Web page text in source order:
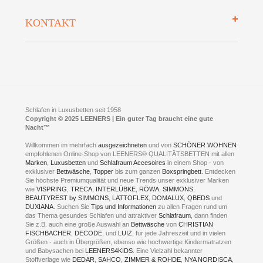
Preisgarantie
Presse
Jobs
Fotoalbum
Hagen
Kontakt
KONTAKT
Neuer Showroom für unsere Onlineartikel.
Kontakt via:WhatsApp
Kontakt via:eMail
mögliche Zeiten für eine Showroom Terminreservierung
MO und DI geschlossen
MI - FR 11 bis 17 Uhr
SA 11 bis 15 Uhr
Schlafen in Luxusbetten seit 1958
Copyright © 2025 LEENERS | Ein guter Tag braucht eine gute
Nacht™
Willkommen im mehrfachausgezeichnetenund vonSCHÖNER WOHNEN
empfohlenen Online-Shop von LEENERS® QUALITÄTSBETTEN mit allen
Marken, Luxusbetten undSchlafraum Accesoires in einem Shop - von
exklusiver Bettwäsche,Topper bis zum ganzen Boxspringbett. Entdecken
Sie höchste Premiumqualität und neue Trends unser exklusiver Marken
wieVISPRING,TRECA, INTERLÜBKE, RÖWA,SIMMONS,
BEAUTYREST by SIMMONS, LATTOFLEX, DOMALUX,QBEDS und
DUXIANA. Suchen SieTips und Informationen zu allen Fragen rund um
das Thema gesundes Schlafen und attraktiverSchlafraum, dann finden
Sie z.B. auch eine große Auswahl an Bettwäsche vonCHRISTIAN
FISCHBACHER, DECODE, und LUIZ, für jede Jahreszeit und in vielen
Größen - auch in Übergrößen, ebenso wie hochwertige Kindermatratzen
und Babysachen bei LEENERS4KIDS. Eine Vielzahl bekannter
Stoffverlage wie DEDAR,SAHCO,ZIMMER & ROHDE, NYA NORDISCA,